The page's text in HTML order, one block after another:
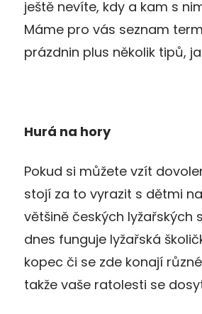
ještě nevíte, kdy a kam s
Máme pro vás seznam
prázdnin plus několik tipů,
Hurá na hory
Pokud si můžete vzít
stojí za to vyrazit s dětmi na
většině českých lyžařských
dnes funguje lyžařská
kopec či se zde konají
takže vaše ratolesti se